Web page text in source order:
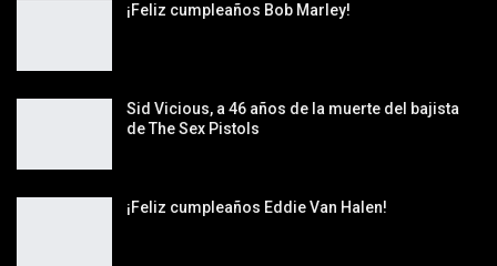
¡Feliz cumpleaños Bob Marley!
Sid Vicious, a 46 años de la muerte del bajista
de The Sex Pistols
¡Feliz cumpleaños Eddie Van Halen!